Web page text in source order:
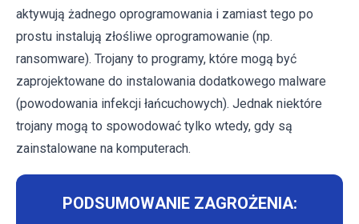
aktywują żadnego oprogramowania i zamiast tego po
prostu instalują złośliwe oprogramowanie (np.
ransomware). Trojany to programy, które mogą być
zaprojektowane do instalowania dodatkowego malware
(powodowania infekcji łańcuchowych). Jednak niektóre
trojany mogą to spowodować tylko wtedy, gdy są
zainstalowane na komputerach.
PODSUMOWANIE ZAGROŻENIA: